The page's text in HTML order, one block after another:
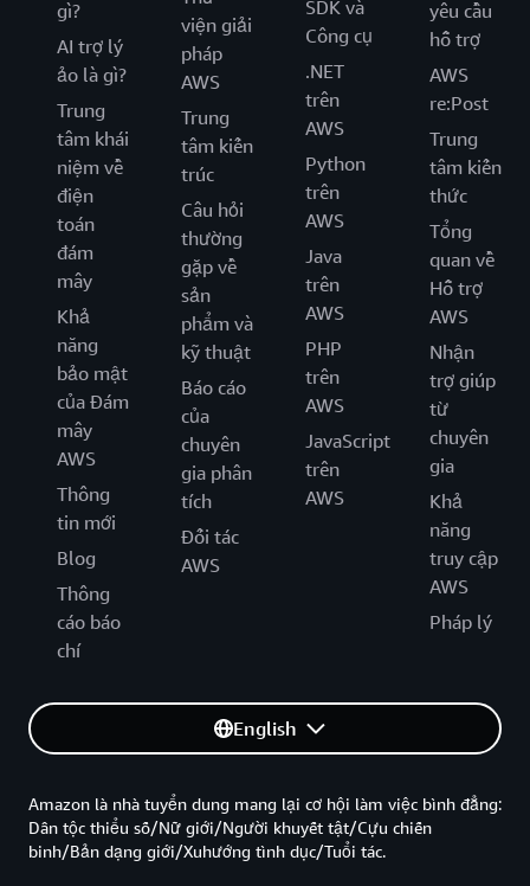
gì?
AI trợ lý
ảo là gì?
Trung
tâm khái
niệm về
điện
toán
đám
mây
Khả
năng
bảo mật
của Đám
mây
AWS
Thông
tin mới
Blog
Thông
cáo báo
chí
viện giải
pháp
AWS
Trung
tâm kiến
trúc
Câu hỏi
thường
gặp về
sản
phẩm và
kỹ thuật
Báo cáo
của
chuyên
gia phân
tích
Đối tác
AWS
SDK và
Công cụ
.NET
trên
AWS
Python
trên
AWS
Java
trên
AWS
PHP
trên
AWS
JavaScript
trên
AWS
yêu cầu
hỗ trợ
AWS
re:Post
Trung
tâm kiến
thức
Tổng
quan về
Hỗ trợ
AWS
Nhận
trợ giúp
từ
chuyên
gia
Khả
năng
truy cập
AWS
Pháp lý
English
Amazon là nhà tuyển dung mang lại cơ hội làm việc bình đẳng:
Dân tộc thiểu số/Nữ giới/Người khuyết tật/Cựu chiến
binh/Bản dạng giới/Xuhướng tình dục/Tuổi tác.